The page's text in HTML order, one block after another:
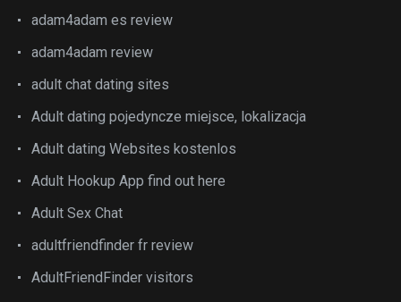
adam4adam es review
adam4adam review
adult chat dating sites
Adult dating pojedyncze miejsce, lokalizacja
Adult dating Websites kostenlos
Adult Hookup App find out here
Adult Sex Chat
adultfriendfinder fr review
AdultFriendFinder visitors